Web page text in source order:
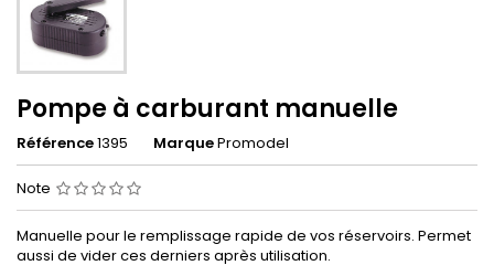
Pompe à carburant manuelle
Référence1395 MarquePromodel
Note
Manuelle pour le remplissage rapide de vos réservoirs. Permet
aussi de vider ces derniers après utilisation.